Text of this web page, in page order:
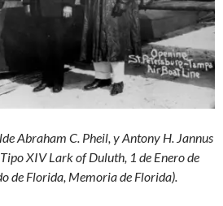
Abraham C. Pheil, y Antony H. Jannus
XIV Lark of Duluth, 1 de Enero de
de Florida, Memoria de Florida).